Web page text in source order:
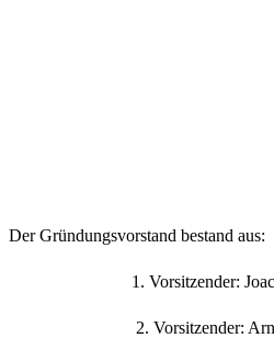
Der Gründungsvorstand bestand aus:
1. Vorsitzender:
2. Vorsitzender: